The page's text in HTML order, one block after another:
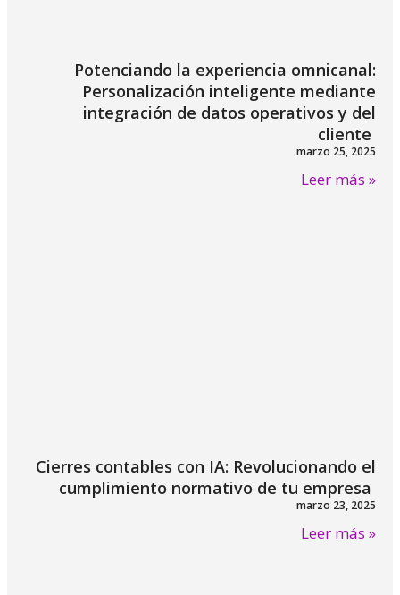
Potenciando la experiencia omnicanal:
Personalización inteligente mediante
integración de datos operativos y del
cliente
marzo 25, 2025
Leer más »
Cierres contables con IA: Revolucionando el
cumplimiento normativo de tu empresa
marzo 23, 2025
Leer más »